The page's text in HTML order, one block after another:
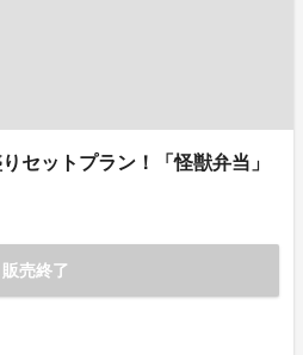
セットプラン！「怪獣弁当」
販売終了